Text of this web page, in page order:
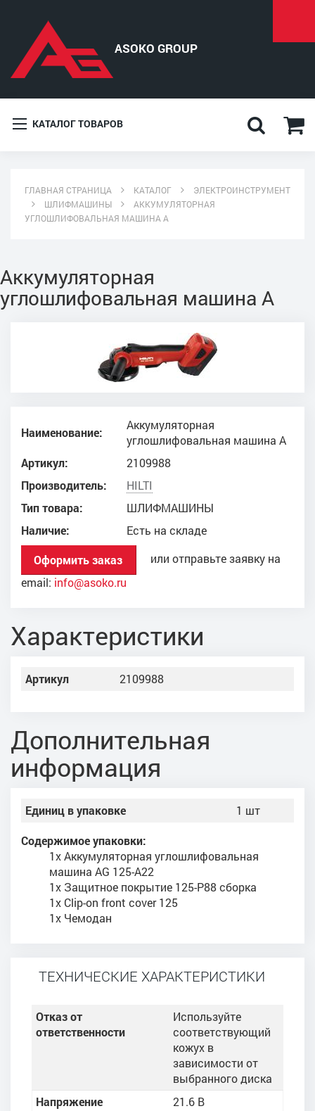
КАТАЛОГ ТОВАРОВ
ГЛАВНАЯ СТРАНИЦА КАТАЛОГ
ЭЛЕКТРОИНСТРУМЕНТ
ШЛИФМАШИНЫ
АККУМУЛЯТОРНАЯ
УГЛОШЛИФОВАЛЬНАЯ МАШИНА A
Аккумуляторная
углошлифовальная машина A
Наименование:
Аккумуляторная
углошлифовальная машина A
Артикул:
2109988
Производитель:
HILTI
Тип товара:
ШЛИФМАШИНЫ
Наличие:
Есть на складе
Оформить заказ
или отправьте заявку на
email: info@asoko.ru
Характеристики
Артикул 2109988
Дополнительная
информация
Единиц в упаковке 1 шт
Содержимое упаковки:
1x Аккумуляторная углошлифовальная
машина AG 125-A22
1x Защитное покрытие 125-P88 сборка
1x Clip-on front cover 125
1x Чемодан
ТЕХНИЧЕСКИЕ ХАРАКТЕРИСТИКИ
Отказ от
ответственности
Используйте
соответствующий
кожух в
зависимости от
выбранного диска
Напряжение
21.6 В